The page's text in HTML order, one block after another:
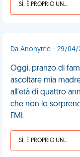
SÌ, È PROPRIO UNA VDM!
Da Anonyme - 29/04/
Oggi, pranzo di
ascoltare mia
all'età di quattro
che non lo
FML
SÌ, È PROPRIO UNA VDM!